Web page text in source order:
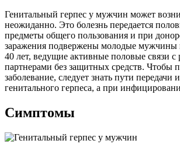
Генитальный герпес у мужчин может
неожиданно. Это болезнь передается
предметы общего пользования и при
заражения подвержены молодые мужчины
40 лет, ведущие активные половые связи с
партнерами без защитных средств. Чтобы
заболевание, следует знать пути
генитального герпеса, а при
Симптомы